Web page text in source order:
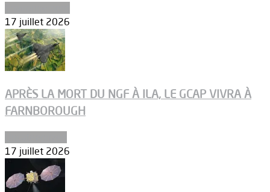
17 juillet 2026
APRÈS LA MORT DU NGF À ILA, LE GCAP VIVRA À
FARNBOROUGH
17 juillet 2026